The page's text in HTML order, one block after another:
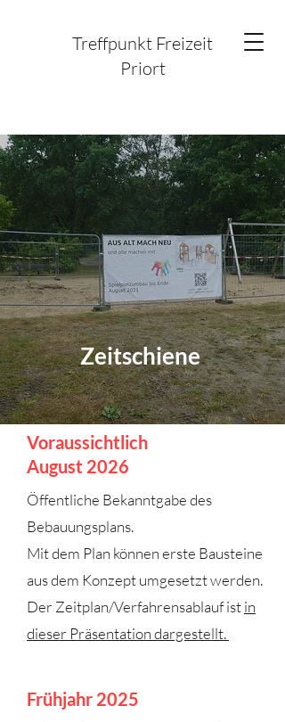
Treffpunkt Freizeit
Priort
Zeitschiene
Voraussichtlich
August 2026
Öffentliche Bekanntgabe des
Bebauungsplans.
Mit dem Plan können erste Bausteine
aus dem Konzept umgesetzt werden.
Der Zeitplan/Verfahrensablauf istin
dieser Präsentation dargestellt.
Frühjahr 2025